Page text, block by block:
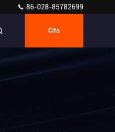
86-028-85782699
Cita